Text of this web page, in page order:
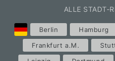
ALLE STADT-
Berlin Hamburg
Frankfurt a.M.